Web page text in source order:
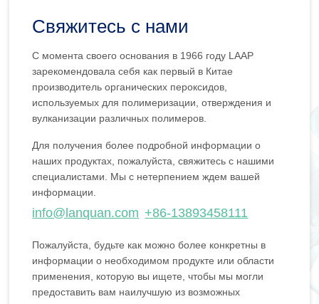
Свяжитесь с нами
С момента своего основания в 1966 году LAAP
зарекомендовала себя как первый в Китае
производитель органических пероксидов,
используемых для полимеризации, отверждения и
вулканизации различных полимеров.
Для получения более подробной информации о
наших продуктах, пожалуйста, свяжитесь с нашими
специалистами. Мы с нетерпением ждем вашей
информации.
info@lanquan.com +86-13893458111
Пожалуйста, будьте как можно более конкретны в
информации о необходимом продукте или области
применения, которую вы ищете, чтобы мы могли
предоставить вам наилучшую из возможных